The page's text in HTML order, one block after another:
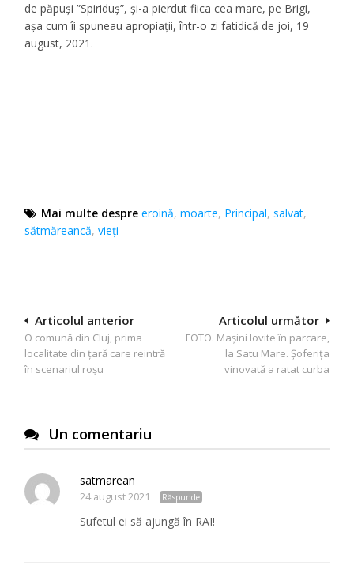
de păpuși ”Spiriduș”, și-a pierdut fiica cea mare, pe Brigi,
așa cum îi spuneau apropiații, într-o zi fatidică de joi, 19
august, 2021.
Mai multe despre eroină,moarte, Principal,salvat,
sătmăreancă,vieți
Navigare
în
articole
Articolul următor
FOTO. Mașini lovite în parcare,
la Satu Mare. Șoferița
vinovată a ratat curba
Articolul anterior
O comună din Cluj, prima
localitate din țară care reintră
în scenariul roșu
Un comentariu
satmarean
24 august 2021 Răspunde
Sufetul ei să ajungă în RAI!